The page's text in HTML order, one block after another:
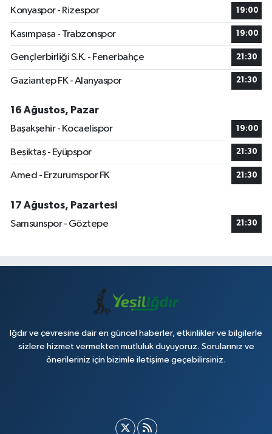
Konyaspor - Rizespor
19:00
Kasımpaşa - Trabzonspor 19:00
Gençlerbirliği S.K. - Fenerbahçe 21:30
Gaziantep FK - Alanyaspor 21:30
16 Ağustos, Pazar
Başakşehir - Kocaelispor
19:00
Beşiktaş - Eyüpspor 21:30
Amed - Erzurumspor FK 21:30
17 Ağustos, Pazartesi
Samsunspor - Göztepe
21:30
Iğdır ve çevresine dair en güncel haberler, etkinlikler ve bilgilerle
sizlere hizmet vermekten mutluluk duyuyoruz. Sorularınız ve
önerileriniz için bizimle iletişime geçebilirsiniz.